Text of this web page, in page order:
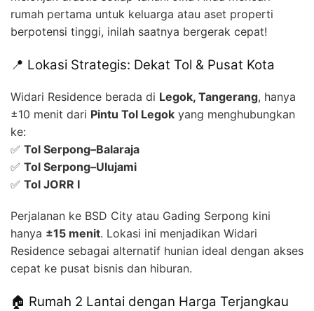
rumah pertama untuk keluarga atau aset properti
berpotensi tinggi, inilah saatnya bergerak cepat!
📍 Lokasi Strategis: Dekat Tol & Pusat Kota
Widari Residence berada di Legok, Tangerang, hanya
±10 menit dari Pintu Tol Legok yang menghubungkan
ke:
✅ Tol Serpong–Balaraja
✅ Tol Serpong–Ulujami
✅ Tol JORR I
Perjalanan ke BSD City atau Gading Serpong kini
hanya ±15 menit. Lokasi ini menjadikan Widari
Residence sebagai alternatif hunian ideal dengan akses
cepat ke pusat bisnis dan hiburan.
🏠 Rumah 2 Lantai dengan Harga Terjangkau